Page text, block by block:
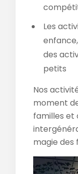
Les
des
petits
Nos
moment
familles et
magie des